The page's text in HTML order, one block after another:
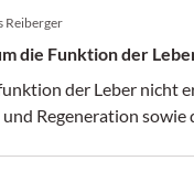
Reiberger
die Funktion der
der Leber nicht
Regeneration